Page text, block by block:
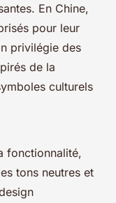
En Chine,
pour leur
privilégie des
de la
culturels
fonctionnalité,
tons neutres et